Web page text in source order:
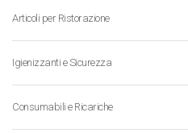
Articoli per Ristorazione
Igienizzanti e Sicurezza
Consumabili e Ricariche